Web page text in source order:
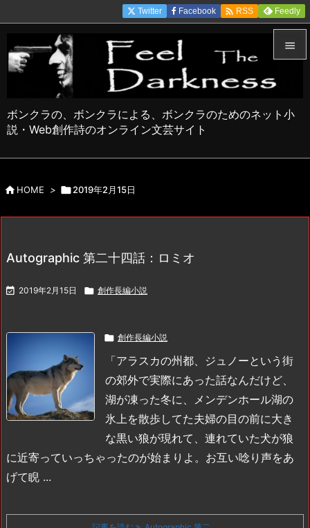
ボンクラの、ボンクラによる、ボンクラのためのネット小
説・Web創作詩のオンライン文芸サイト



Twitter Facebook  RSS Feedly
HOME > 2019年2月15日
Autographic 第二十四話：ロミオ
 2019年2月15日  創作長編小説
 創作長編小説
「アラスカの州都、ジュノーという街
の郊外で実際にあった話なんだけど、
湖が凍った冬に、メンデンホール湖の
氷上を散歩してた夫婦の目の前に大き
な黒い狼が現れて、連れていた犬が狼
に近寄っていっちゃったのが始まりよ。お互い唸り声をあ
げて睨 ...